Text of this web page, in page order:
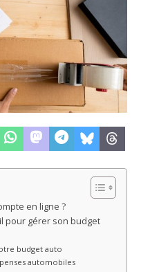
en ligne ?
pour gérer son budget
budget auto
automobiles